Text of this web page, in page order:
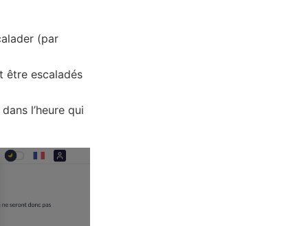
(par
être escaladés
l’heure qui